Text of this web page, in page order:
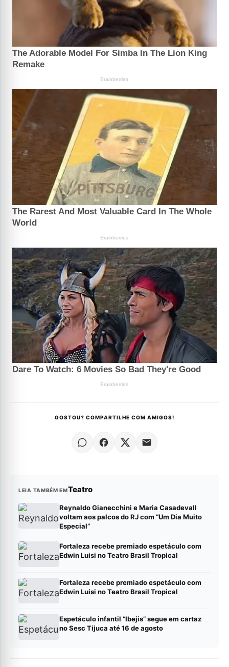
GOSTOU? COMPARTILHE COM AMIGOS!
LEIA TAMBÉM EMTeatro
Reynaldo Gianecchini e Maria Casadevall
voltam aos palcos do RJ com “Um Dia Muito
Especial”
Fortaleza recebe premiado espetáculo com
Edwin Luisi no Teatro Brasil Tropical
Fortaleza recebe premiado espetáculo com
Edwin Luisi no Teatro Brasil Tropical
Espetáculo infantil “Ibejis” segue em cartaz
no Sesc Tijuca até 16 de agosto